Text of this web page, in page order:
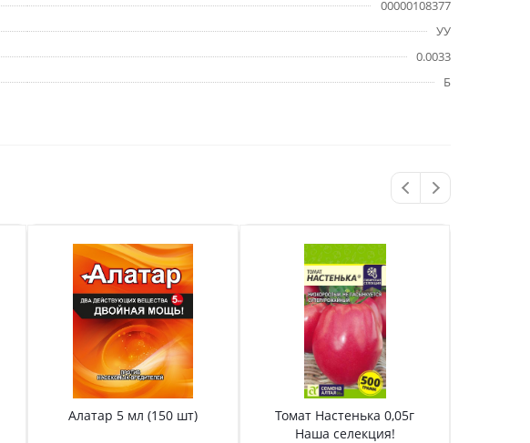
00000108377
УУ
0.0033
Б
Алатар 5 мл (150 шт)
Томат Настенька 0,05г
Наша селекция!